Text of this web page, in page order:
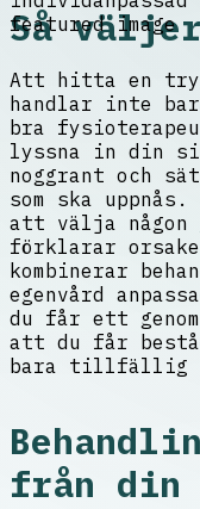
Så
Att hitta en
handlar inte
bra
lyssna in din
noggrant och
som ska uppnås.
att välja någon
förklarar
kombinerar
egenvård
du får ett
att du får
bara tillfällig
från din